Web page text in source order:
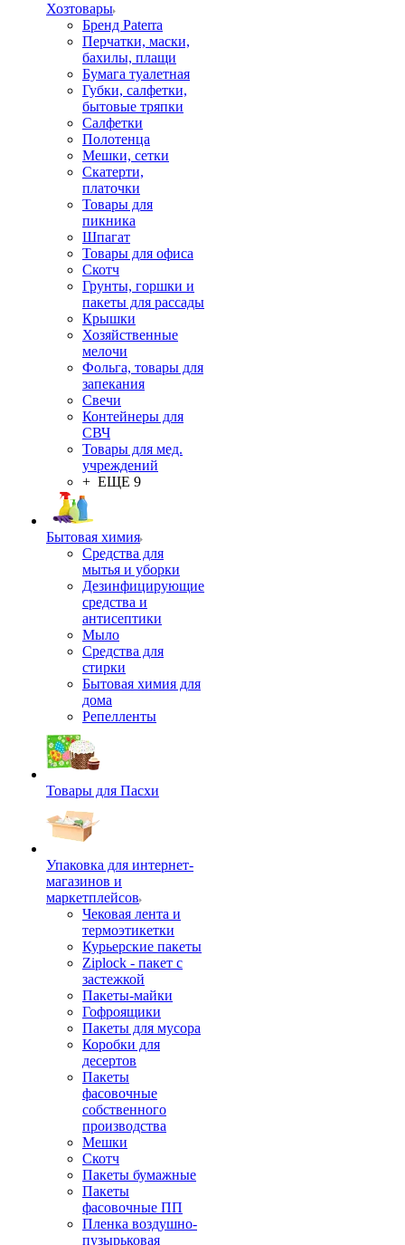
Хозтовары
Бренд Paterra
Перчатки, маски,
бахилы, плащи
Бумага туалетная
Губки, салфетки,
бытовые тряпки
Салфетки
Полотенца
Мешки, сетки
Скатерти,
платочки
Товары для
пикника
Шпагат
Товары для офиса
Скотч
Грунты, горшки и
пакеты для рассады
Крышки
Хозяйственные
мелочи
Фольга, товары для
запекания
Свечи
Контейнеры для
СВЧ
Товары для мед.
учреждений
+ ЕЩЕ 9
Бытовая химия
Средства для
мытья и уборки
Дезинфицирующие
средства и
антисептики
Мыло
Средства для
стирки
Бытовая химия для
дома
Репелленты
Товары для Пасхи
Упаковка для интернет-
магазинов и
маркетплейсов
Чековая лента и
термоэтикетки
Курьерские пакеты
Ziplock - пакет с
застежкой
Пакеты-майки
Гофроящики
Пакеты для мусора
Коробки для
десертов
Пакеты
фасовочные
собственного
производства
Мешки
Скотч
Пакеты бумажные
Пакеты
фасовочные ПП
Пленка воздушно-
пузырьковая